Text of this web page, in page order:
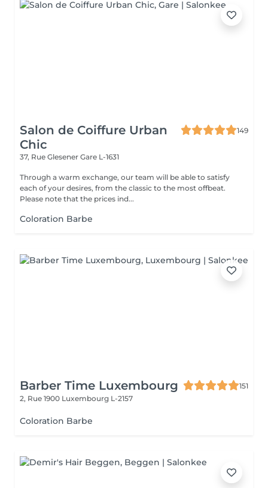
Salon de Coiffure Urban
Chic
149
37, Rue Glesener Gare L-1631
Through a warm exchange, our team will be able to satisfy
each of your desires, from the classic to the most offbeat.
Please note that the prices ind...
Coloration Barbe
Barber Time Luxembourg
151
2, Rue 1900 Luxembourg L-2157
Coloration Barbe